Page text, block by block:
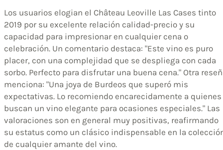
Los usuarios elogian el Château Leoville Las Cases tinto
2019 por su excelente relación calidad-precio y su
capacidad para impresionar en cualquier cena o
celebración. Un comentario destaca: "Este vino es puro
placer, con una complejidad que se despliega con cada
sorbo. Perfecto para disfrutar una buena cena." Otra
menciona: "Una joya de Burdeos que superó mis
expectativas. Lo recomiendo encarecidamente a quienes
buscan un vino elegante para ocasiones especiales." Las
valoraciones son en general muy positivas, reafirmando
su estatus como un clásico indispensable en la
de cualquier amante del vino.